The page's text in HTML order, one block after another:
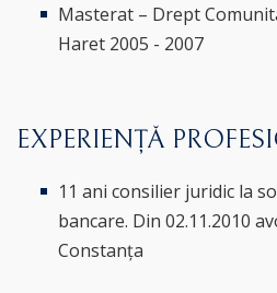
Masterat – Drept
Haret 2005 - 2007
EXPERIENȚĂ
11 ani consilier juridic la
bancare. Din 02.11.2010
Constanța